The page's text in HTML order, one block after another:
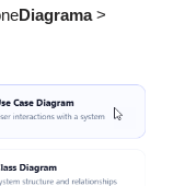
Diagrama>